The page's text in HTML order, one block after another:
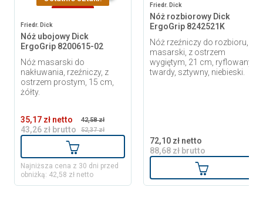
Friedr. Dick
Nóż ubojowy Dick
ErgoGrip 8200615-02
Nóż masarski do
nakłuwania, rzeźniczy, z
ostrzem prostym, 15 cm,
żółty.
35,17 zł netto
43,26 zł brutto
42,58 zł
52,37 zł
Dodaj do koszyka
Najniższa cena z 30 dni przed
obniżką: 42,58 zł netto
Friedr. Dick
Nóż rozbiorowy Dick
ErgoGrip 8242521K
Nóż rzeźniczy do rozbioru,
masarski, z ostrzem
wygiętym, 21 cm, ryflowany,
twardy, sztywny, niebieski.
72,10 zł netto
88,68 zł brutto
Dodaj do